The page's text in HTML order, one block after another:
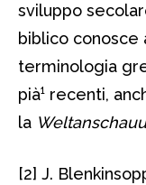
sviluppo
biblico conosce
terminologia
pià¹ recenti,
la W
[2] J.